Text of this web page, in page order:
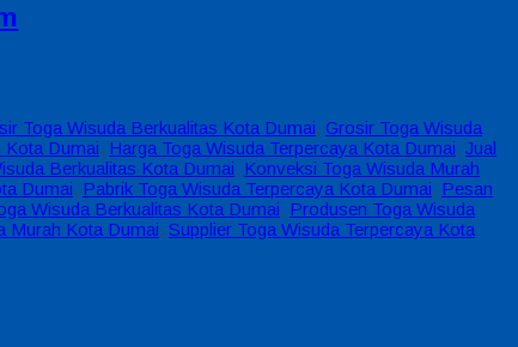
Toga Wisuda Berkualitas Kota Dumai, Grosir Toga Wisuda
Kota Dumai, Harga Toga Wisuda Terpercaya Kota Dumai, Jual
Berkualitas Kota Dumai, Konveksi Toga Wisuda Murah
Dumai, Pabrik Toga Wisuda Terpercaya Kota Dumai, Pesan
Wisuda Berkualitas Kota Dumai, Produsen Toga Wisuda
Murah Kota Dumai, Supplier Toga Wisuda Terpercaya Kota